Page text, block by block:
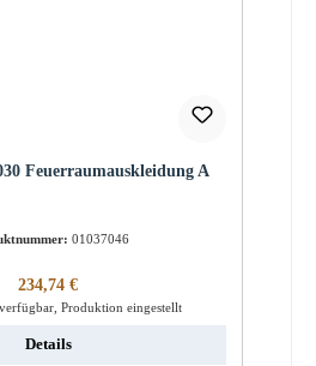
Feuerraumauskleidung A
01037046
Regulärer Preis:
234,74 €
Produktion eingestellt
Details